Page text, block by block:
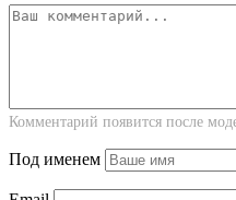
Комментарий появится после
Под именем